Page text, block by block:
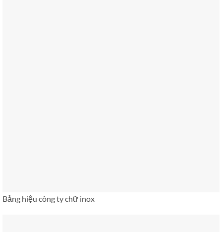
Bảng hiệu công ty chữ inox